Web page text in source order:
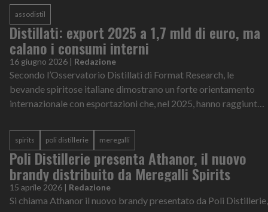
distillazione italiana.
assodistil
Distillati: export 2025 a 1,7 mld di euro, ma
calano i consumi interni
16 giugno 2026 | Redazione
Secondo l’Osservatorio Distillati di Format Research, le
bevande spiritose italiane dimostrano un forte orientamento
internazionale con esportazioni che, nel 2025, hanno raggiunto
spirits poli distillerie meregalli
Poli Distillerie presenta Athanor, il nuovo
brandy distribuito da Meregalli Spirits
15 aprile 2026 | Redazione
Si chiama Athanor il nuovo brandy presentato da Poli Distillerie,